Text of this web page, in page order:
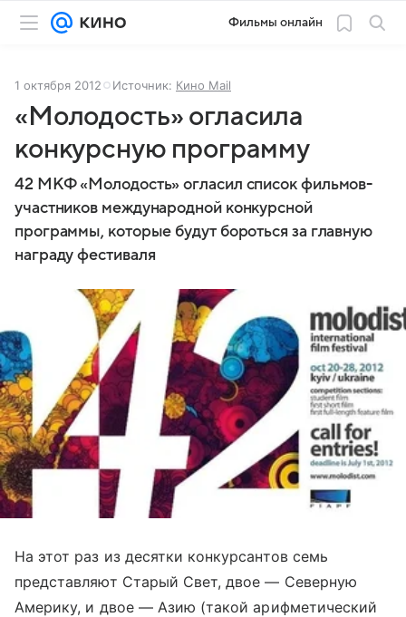
Фильмы онлайн
1 октября 2012 Источник: Кино Mail
«Молодость» огласила
конкурсную программу
42 МКФ «Молодость» огласил список фильмов-
участников международной конкурсной
программы, которые будут бороться за главную
награду фестиваля
На этот раз из десятки конкурсантов семь
представляют Старый Свет, двое — Северную
Америку, и двое — Азию (такой арифметический